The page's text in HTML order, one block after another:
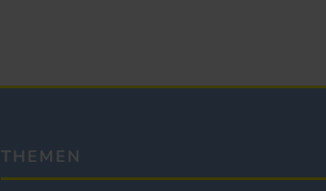
THEMEN